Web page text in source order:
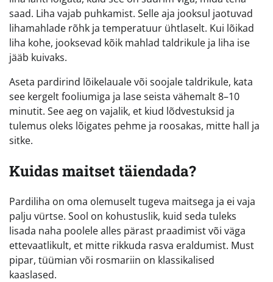
saad. Liha vajab puhkamist. Selle aja jooksul jaotuvad
lihamahlade rõhk ja temperatuur ühtlaselt. Kui lõikad
liha kohe, jooksevad kõik mahlad taldrikule ja liha ise
jääb kuivaks.
Aseta pardirind lõikelauale või soojale taldrikule, kata
see kergelt fooliumiga ja lase seista vähemalt 8–10
minutit. See aeg on vajalik, et kiud lõdvestuksid ja
tulemus oleks lõigates pehme ja roosakas, mitte hall ja
sitke.
Kuidas maitset täiendada?
Pardiliha on oma olemuselt tugeva maitsega ja ei vaja
palju vürtse. Sool on kohustuslik, kuid seda tuleks
lisada naha poolele alles pärast praadimist või väga
ettevaatlikult, et mitte rikkuda rasva eraldumist. Must
pipar, tüümian või rosmariin on klassikalised
kaaslased.